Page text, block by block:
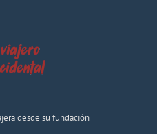
desde su fundación